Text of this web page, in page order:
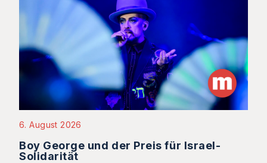
6. August 2026
Boy George und der Preis für Israel-
Solidarität